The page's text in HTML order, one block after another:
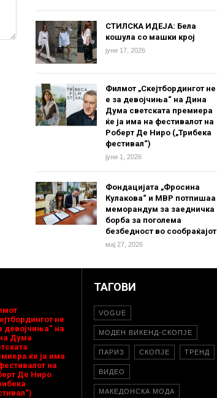
СТИЛСКА ИДЕЈА: Бела
кошула со машки крој
јуни 17, 2026
Филмот „Скејтбордингот не
е за девојчиња“ на Дина
Дума светската премиера
ќе ја има на фестивалот на
Роберт Де Ниро („Трибека
фестивал“)
јуни 1, 2026
Фондацијата „Фросина
Кулакова“ и МВР потпишаа
меморандум за заедничка
борба за поголема
безбедност во сообраќајот
мај 27, 2026
не
девојчиња“ на
Дума
ќе ја има
на
Де Ниро
ТАГОВИ
VOGUE
МОДЕН ВИКЕНД-СКОПЈЕ
ПАРИЗ СКОПЈЕ ТРЕНД
ВИДЕО
МАКЕДОНСКА МОДА